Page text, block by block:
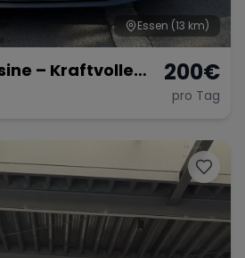
Essen (13 km)
– Kraftvolle
200€
pro Tag